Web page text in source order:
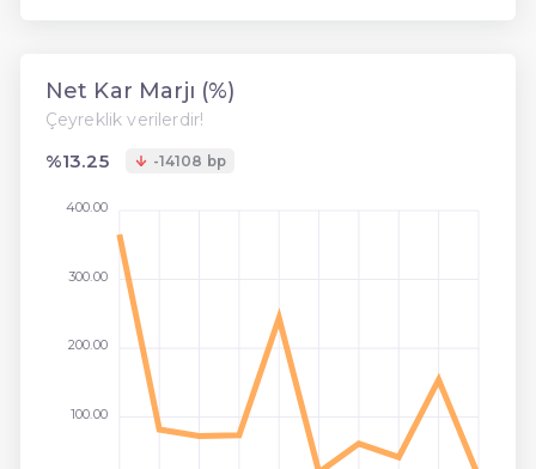
Net Kar Marjı (%)
Çeyreklik verilerdir!
%13.25 -14108 bp
400.00
300.00
200.00
100.00